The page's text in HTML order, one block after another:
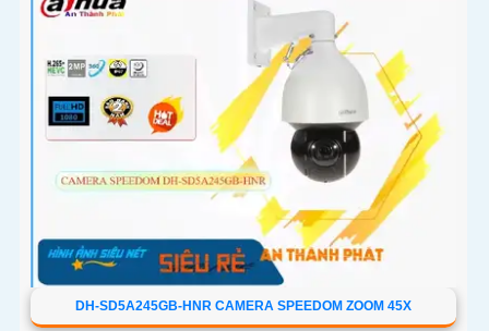
DH-SD5A245GB-HNR CAMERA SPEEDOM ZOOM 45X